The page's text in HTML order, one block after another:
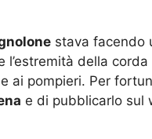
stava facendo
l’estremità della
ai pompieri. Per
e di pubblicarlo sul